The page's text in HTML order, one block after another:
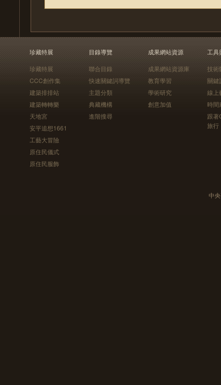
珍藏特展
珍藏特展
CCC創作集
建築排排站
建築轉轉樂
天地宮
安平追想1661
工藝大冒險
原住民儀式
原住民服飾
目錄導覽
聯合目錄
快速關鍵詞導覽
主題分類
典藏機構
進階搜尋
成果網站資源
成果網站資源庫
教育學習
學術研究
創意加值
工具
技術
關鍵
線上
時間
跟
旅行
中